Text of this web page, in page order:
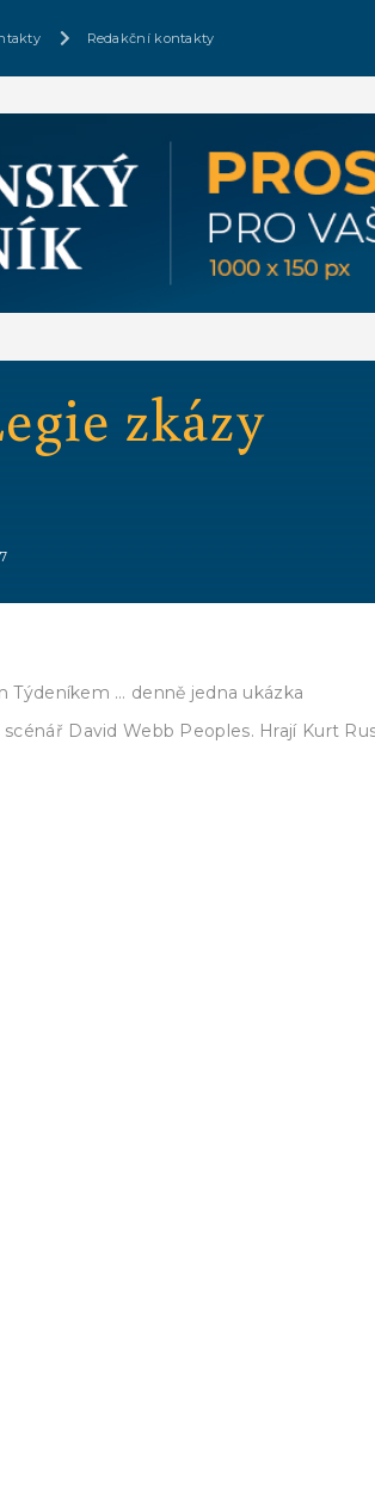
Redakční kontakty
zkázy
Týdeníkem … denně jedna ukázka
David Webb Peoples. Hrají Kurt